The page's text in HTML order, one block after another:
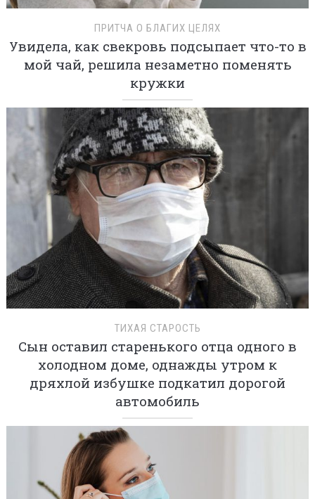
ПРИТЧА О БЛАГИХ ЦЕЛЯХ
Увидела, как свекровь подсыпает что-то в
мой чай, решила незаметно поменять
кружки
ТИХАЯ СТАРОСТЬ
Сын оставил старенького отца одного в
холодном доме, однажды утром к
дряхлой избушке подкатил дорогой
автомобиль